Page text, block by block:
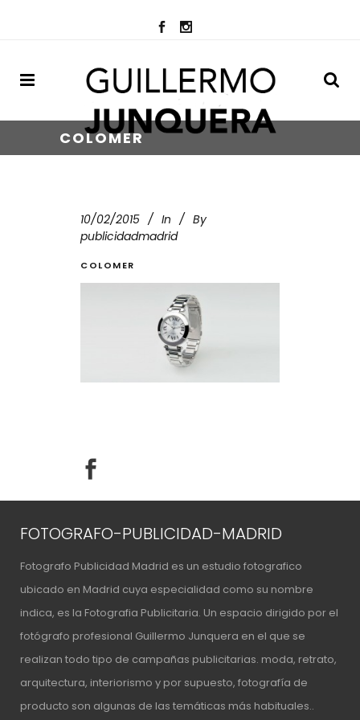
COLOMER
10/02/2015 In
By
publicidadmadrid
COLOMER
FOTOGRAFO-PUBLICIDAD-MADRID
Fotografo Publicidad Madrid es un estudio fotografico
ubicado en Madrid cuya especialidad como su nombre
indica, es la Fotografia Publicitaria. Un espacio dirigido por el
fotógrafo profesional Guillermo Junquera en el que se
realizan todo tipo de campañas publicitarias. moda, retrato,
arquitectura, interiorismo y por supuesto, fotografía de
producto son algunas de las temáticas más habituales..